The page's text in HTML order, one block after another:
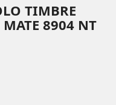
TIMBRE
MATE 8904 NT